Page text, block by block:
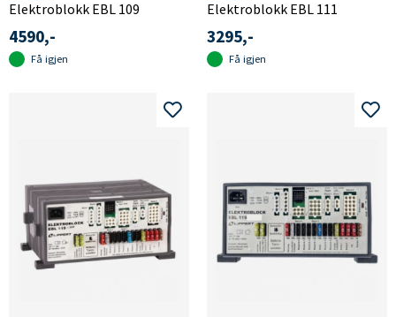
Elektroblokk EBL 109
4590,-
Få igjen
Elektroblokk EBL 111
3295,-
Få igjen